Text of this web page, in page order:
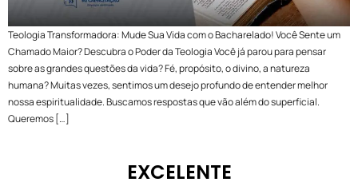
Teologia Transformadora: Mude Sua Vida com o Bacharelado! Você Sente um
Chamado Maior? Descubra o Poder da Teologia Você já parou para pensar
sobre as grandes questões da vida? Fé, propósito, o divino, a natureza
humana? Muitas vezes, sentimos um desejo profundo de entender melhor
nossa espiritualidade. Buscamos respostas que vão além do superficial.
Queremos […]
EXCELENTE